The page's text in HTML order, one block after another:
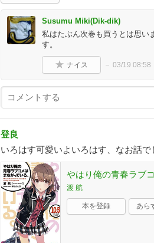
Susumu Miki(Dik-dik)
私はたぶん次巻も買うとは思い
す。
ナイス 03/19 08:58
登良
いろはす可愛いよいろはす、なお話で
やはり俺の青春ラブ
渡 航
本を登録 あら